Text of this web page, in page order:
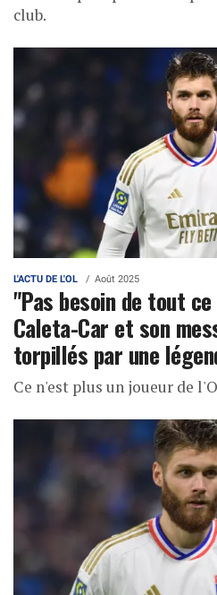
club.
L'ACTU DE L'OL Août 2025
"Pas besoin de tout
Caleta-Car et son
torpillés par une
Ce n'est plus un joueur de